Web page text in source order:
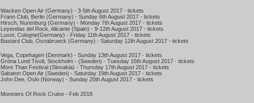
Wacken Open Air (Germany) - 3-5th August 2017 - tickets
Frann Club, Berlin (Germany) - Sunday 6th August 2017 - tickets
Hirsch, Nurenburg (Germany) - Monday 7th August 2017 - tickets
Leyendas del Rock, Alicante (Spain) - 9-12th August 2017 - tickets
Luxor, Cologne(Germany) - Friday 11th August 2017 - tickets
Bastard Club, Osnabrueck (Germany) - Saturday 12th August 2017 - tickets
Vega, Copehagen (Denmark) - Sunday 13th August 2017 - tickets
Gröna Lund Tivoli, Stockholm - (Sweden) - Tuesday 15th August 2017 - tickets
More Than Festival (Slovakia) - Thursday 17th August 2017 - tickets
Sabaton Open Air (Sweden) - Saturday 19th August 2017 - tickets
John Dee, Oslo (Norway) - Sunday 20th August 2017 - tickets
Monsters Of Rock Cruise - Feb 2018